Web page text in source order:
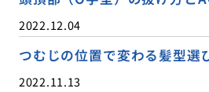
2022.12.04
つむじの位置で変わる髪型選
2022.11.13